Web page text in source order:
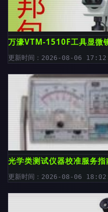
万濠VTM-1510F工具显微
更新时间：2026-08-06
光学类测试仪器校准服务
更新时间：2026-08-06